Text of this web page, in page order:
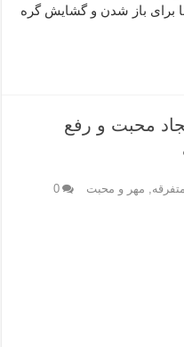
باز شدن و گشایش گره
محبت و رفع
متفرقه مهر و محبت 0